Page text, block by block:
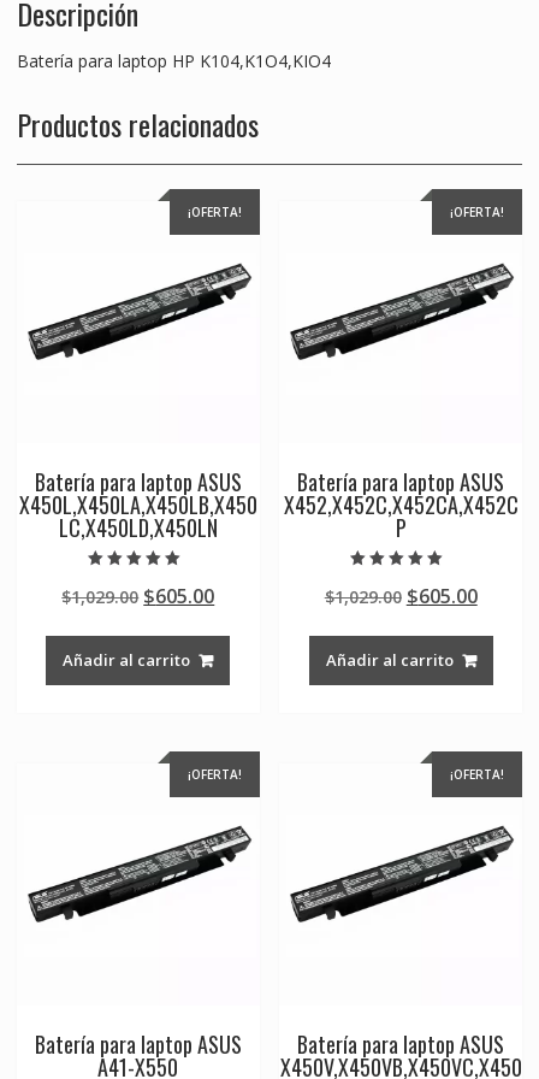
Descripción
Batería para laptop HP K104,K1O4,KIO4
Productos relacionados
¡OFERTA!
Batería para laptop ASUS
X450L,X450LA,X450LB,X450
LC,X450LD,X450LN
5.00
de 5
$1,029.00 Original
was:
$1,029.00.
$605.00Current
Añadir al carrito
¡OFERTA!
Batería para laptop ASUS
X452,X452C,X452CA,X452C
P
5.00
de 5
$1,029.00 Original
was:
$1,029.00.
$605.00
Añadir al carrito
¡OFERTA!
Batería para laptop ASUS
A41-X550
¡OFERTA!
Batería para laptop ASUS
X450V,X450VB,X450VC,X450